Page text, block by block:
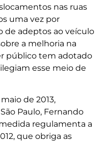
nas ruas
uma vez por
de adeptos ao veículo
a melhoria na
público tem adotado
esse meio de
de 2013,
Paulo, Fernando
regulamenta a
que obriga as